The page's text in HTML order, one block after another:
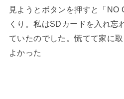
見ようとボタンを押すと「NO
くり。私はSDカードを入れ忘
ていたのでした。慌てて家に
よかった